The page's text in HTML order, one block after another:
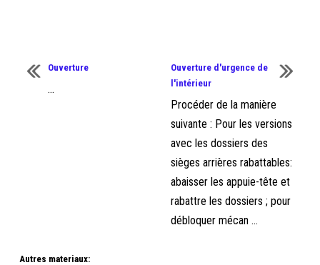
Ouverture
...
Ouverture d'urgence de
l'intérieur
Procéder de la manière
suivante : Pour les versions
avec les dossiers des
sièges arrières rabattables:
abaisser les appuie-tête et
rabattre les dossiers ; pour
débloquer mécan ...
Autres materiaux: